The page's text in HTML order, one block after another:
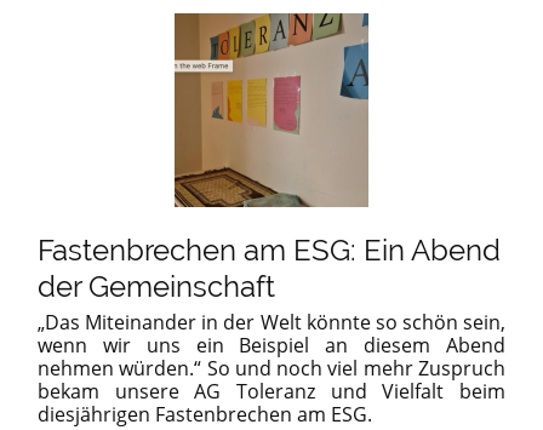
Fastenbrechen am ESG: Ein Abend
der Gemeinschaft
„Das Miteinander in der Welt könnte so schön sein,
wenn wir uns ein Beispiel an diesem Abend
nehmen würden.“ So und noch viel mehr Zuspruch
bekam unsere AG Toleranz und Vielfalt beim
diesjährigen Fastenbrechen am ESG.